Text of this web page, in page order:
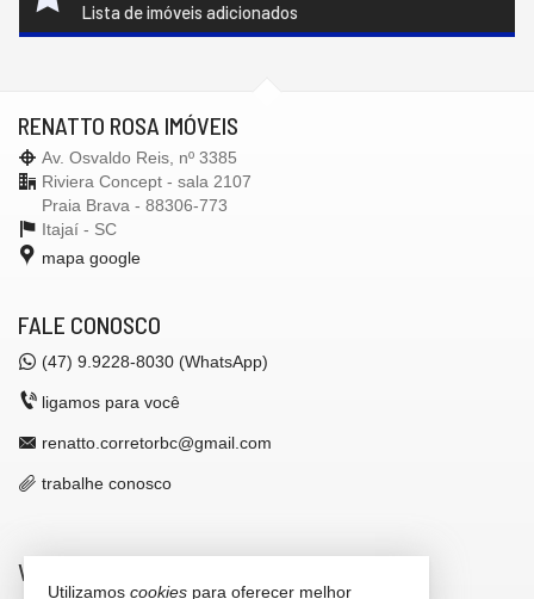
Lista de imóveis adicionados
RENATTO ROSA IMÓVEIS
Av. Osvaldo Reis, nº 3385
Riviera Concept - sala 2107
Praia Brava - 88306-773
Itajaí - SC
mapa google
FALE CONOSCO
(47) 9.9228-8030 (WhatsApp)
ligamos para você
renatto.corretorbc@gmail.com
trabalhe conosco
VEJA MAIS
Utilizamos cookies para oferecer melhor